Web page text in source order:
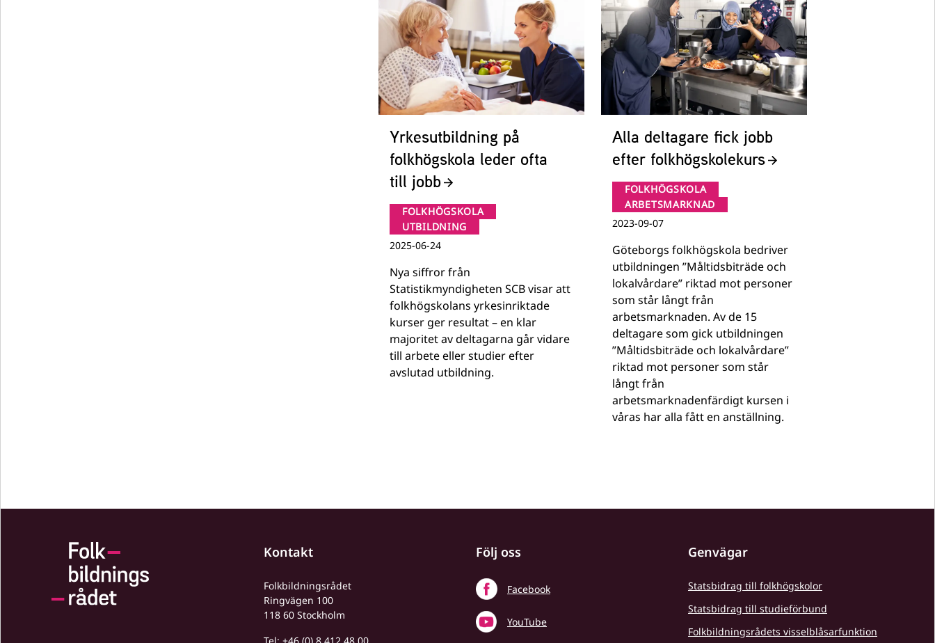
Yrkesutbildning på
folkhögskola leder ofta
till jobb
FOLKHÖGSKOLA
UTBILDNING
2025-06-24
Nya siffror från
Statistikmyndigheten SCB visar att
folkhögskolans yrkesinriktade
kurser ger resultat – en klar
majoritet av deltagarna går vidare
till arbete eller studier efter
avslutad utbildning.
Alla deltagare fick jobb
efter folkhögskolekurs
FOLKHÖGSKOLA
ARBETSMARKNAD
2023-09-07
Göteborgs folkhögskola bedriver
utbildningen ”Måltidsbiträde och
lokalvårdare” riktad mot personer
som står långt från
arbetsmarknaden. Av de 15
deltagare som gick utbildningen
”Måltidsbiträde och lokalvårdare”
riktad mot personer som står
långt från
arbetsmarknadenfärdigt kursen i
våras har alla fått en anställning.
Kontakt
Folkbildningsrådet
Ringvägen 100
118 60 Stockholm
Följ oss
Facebook
YouTube
Genvägar
Statsbidrag till folkhögskolor
Statsbidrag till studieförbund
Folkbildningsrådets visselblåsarfunktion